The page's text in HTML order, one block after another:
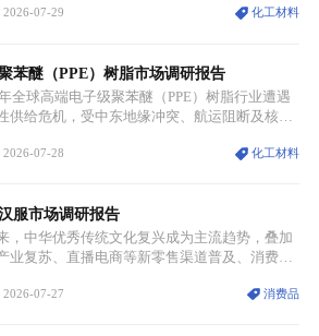
重构、价值体系重估的新阶段。钼是典型难熔
统工业、高端制造、军工、新能源等多个核心
成为现代工业体系中不可或缺的基础材料。
2026-07-29 化工材料
苯醚（PPE）树脂市场调研报告
全球高端电子级聚苯醚（PPE）树脂行业遭遇
供给危机，受中东地缘冲突、航运阻断及核心
行业长期维持寡头垄断的供应链格局彻底瓦
”的供给真空，并沿高频覆铜板、PCB电路板向
器、5G基站等高端电子终端持续传导，全产业
、成本、交付均承受巨大压力。
2026-07-28 化工材料
服市场调研报告
，中华优秀传统文化复兴成为主流趋势，叠加
业复苏、直播电商等新零售渠道普及、消费群
局限于传统节日、古风活动等小众场景，逐步
2026-07-27 消费品